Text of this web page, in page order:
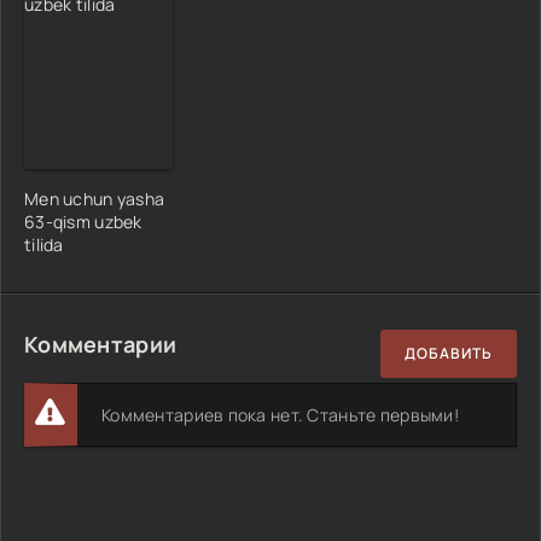
Men uchun yasha
63-qism uzbek
tilida
Комментарии ДОБАВИТЬ
Комментариев пока нет. Станьте первыми!